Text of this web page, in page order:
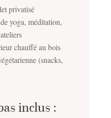
privatisé
yoga, méditation,
chauffé au bois
(snacks,
inclus :